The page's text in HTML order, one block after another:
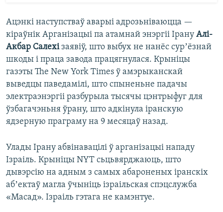
Ацэнкі наступстваў аварыі адрозьніваюцца —
кіраўнік Арганізацыі па атамнай энэргіі Ірану Алі-
Акбар Салехізаявіў, што выбух не нанёс сурʼёзнай
шкоды і праца завода працягнулася. Крыніцы
газэты The New York Times ў амэрыканскай
выведцы паведамілі, што спыненьне падачы
электраэнэргіі разбурыла тысячы цэнтрыфуг для
ўзбагачэньня ўрану, што адкінула іранскую
ядзерную праграму на 9 месяцаў назад.
Улады Ірану абвінавацілі ў арганізацыі нападу
Ізраіль. Крыніцы NYT сьцьвярджаюць, што
дывэрсію на адным з самых абароненых іранскіх
абʼектаў магла ўчыніць ізраільская спэцслужба
«Масад». Ізраіль гэтага не камэнтуе.